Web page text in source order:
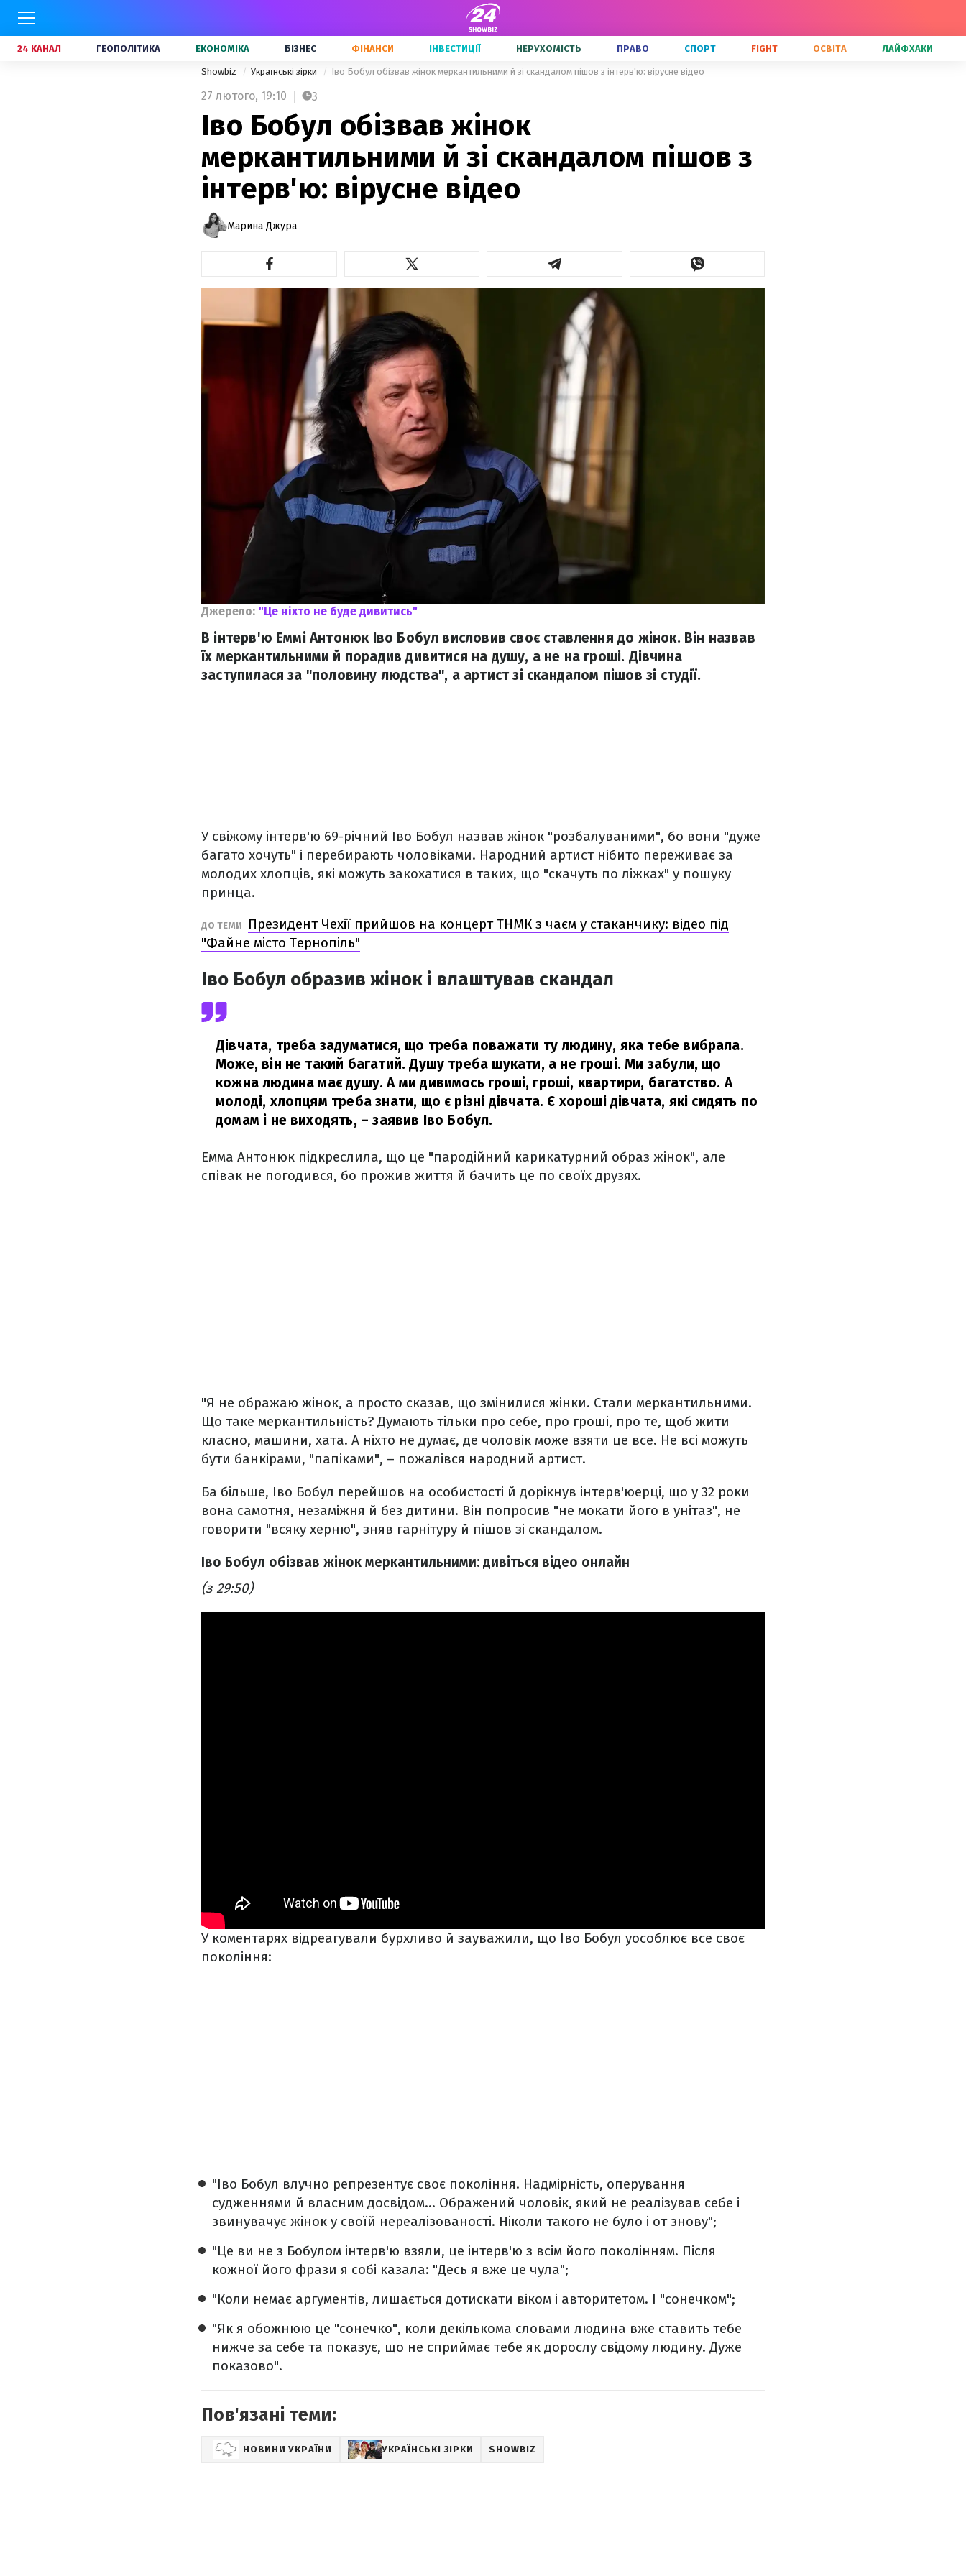
24 КАНАЛ ГЕОПОЛІТИКА ЕКОНОМІКА БІЗНЕС ФІНАНСИ ІНВЕСТИЦІЇ НЕРУХОМІСТЬ ПРАВО СПОРТ FIGHT ОСВІТА ЛАЙФХАКИ
Showbiz Українські зірки Іво Бобул обізвав жінок меркантильними й зі скандалом пішов з інтерв'ю: вірусне відео
27 лютого, 19:10 3
Іво Бобул обізвав жінок
меркантильними й зі скандалом пішов з
інтерв'ю: вірусне відео
Марина Джура
Джерело: "Це ніхто не буде дивитись"
В інтерв'ю Еммі Антонюк Іво Бобул висловив своє ставлення до жінок. Він назвав
їх меркантильними й порадив дивитися на душу, а не на гроші. Дівчина
заступилася за "половину людства", а артист зі скандалом пішов зі студії.
У свіжому інтерв'ю 69-річний Іво Бобул назвав жінок "розбалуваними", бо вони "дуже
багато хочуть" і перебирають чоловіками. Народний артист нібито переживає за
молодих хлопців, які можуть закохатися в таких, що "скачуть по ліжках" у пошуку
принца.
ДО ТЕМИ
Президент Чехії прийшов на концерт ТНМК з чаєм у стаканчику: відео під
"Файне мiсто Тернопiль"
Іво Бобул образив жінок і влаштував скандал
Дівчата, треба задуматися, що треба поважати ту людину, яка тебе вибрала.
Може, він не такий багатий. Душу треба шукати, а не гроші. Ми забули, що
кожна людина має душу. А ми дивимось гроші, гроші, квартири, багатство. А
молоді, хлопцям треба знати, що є різні дівчата. Є хороші дівчата, які сидять по
домам і не виходять, – заявив Іво Бобул.
Емма Антонюк підкреслила, що це "пародійний карикатурний образ жінок", але
співак не погодився, бо прожив життя й бачить це по своїх друзях.
"Я не ображаю жінок, а просто сказав, що змінилися жінки. Стали меркантильними.
Що таке меркантильність? Думають тільки про себе, про гроші, про те, щоб жити
класно, машини, хата. А ніхто не думає, де чоловік може взяти це все. Не всі можуть
бути банкірами, "папіками", – пожалівся народний артист.
Ба більше, Іво Бобул перейшов на особистості й дорікнув інтерв'юерці, що у 32 роки
вона самотня, незаміжня й без дитини. Він попросив "не мокати його в унітаз", не
говорити "всяку херню", зняв гарнітуру й пішов зі скандалом.
Іво Бобул обізвав жінок меркантильними: дивіться відео онлайн
(з 29:50)
У коментарях відреагували бурхливо й зауважили, що Іво Бобул уособлює все своє
покоління:
"Іво Бобул влучно репрезентує своє покоління. Надмірність, оперування
судженнями й власним досвідом… Ображений чоловік, який не реалізував себе і
звинувачує жінок у своїй нереалізованості. Ніколи такого не було і от знову";
"Це ви не з Бобулом інтерв'ю взяли, це інтерв'ю з всім його поколінням. Після
кожної його фрази я собі казала: "Десь я вже це чула";
"Коли немає аргументів, лишається дотискати віком і авторитетом. І "сонечком";
"Як я обожнюю це "сонечко", коли декількома словами людина вже ставить тебе
нижче за себе та показує, що не сприймає тебе як дорослу свідому людину. Дуже
показово".
Пов'язані теми:
НОВИНИ УКРАЇНИ УКРАЇНСЬКІ ЗІРКИ SHOWBIZ